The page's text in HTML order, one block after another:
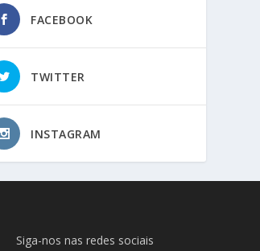
FACEBOOK
TWITTER
INSTAGRAM
Siga-nos nas redes sociais